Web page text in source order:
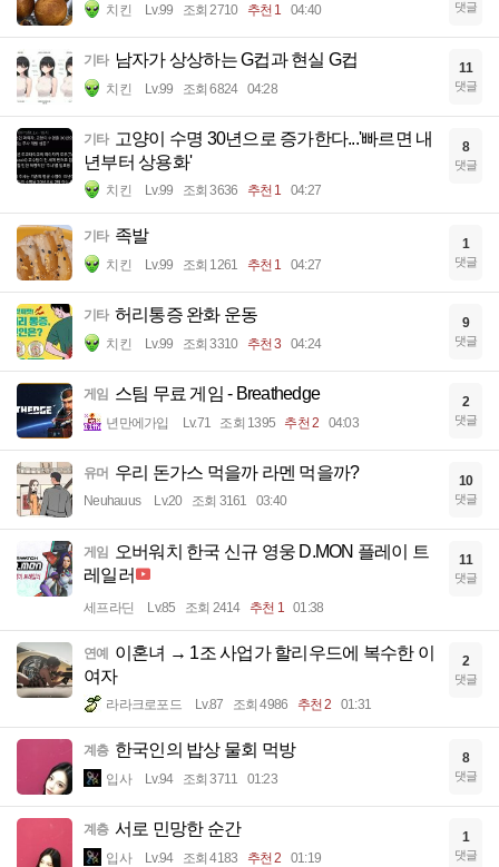
치킨 Lv.99 조회 2710 추천 1 04:40 댓글
기타 남자가 상상하는 G컵과 현실 G컵
치킨 Lv.99 조회 6824 04:28
11
댓글
기타 고양이 수명 30년으로 증가한다...'빠르면 내
년부터 상용화'
치킨 Lv.99 조회 3636 추천 1 04:27
8
댓글
기타 족발
치킨 Lv.99 조회 1261 추천 1 04:27
1
댓글
기타 허리통증 완화 운동
치킨 Lv.99 조회 3310 추천 3 04:24
9
댓글
게임 스팀 무료 게임 - Breathedge
년만에가입 Lv.71 조회 1395 추천 2 04:03
2
댓글
유머 우리 돈가스 먹을까 라멘 먹을까?
Neuhauus Lv.20 조회 3161 03:40
10
댓글
게임 오버워치 한국 신규 영웅 D.MON 플레이 트
레일러
세프라딘 Lv.85 조회 2414 추천 1 01:38
11
댓글
연예 이혼녀 → 1조 사업가 할리우드에 복수한 이
여자
라라크로포드 Lv.87 조회 4986 추천 2 01:31
2
댓글
계층 한국인의 밥상 물회 먹방
입사 Lv.94 조회 3711 01:23
8
댓글
계층 서로 민망한 순간
입사 Lv.94 조회 4183 추천 2 01:19
1
댓글